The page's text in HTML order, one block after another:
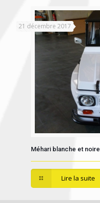
21 décembre 2017
Méhari blanche et noire
Lire la suite